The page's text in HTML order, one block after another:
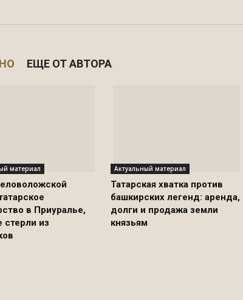
ЕЩЕ ОТ АВТОРА
материал
в Приуралье,
стерли из
Актуальный материал
Татарская хватка против
башкирских легенд: аренда,
долги и продажа земли
князьям